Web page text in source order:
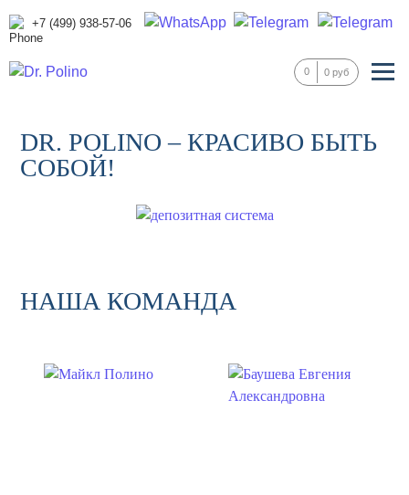
+7 (499) 938-57-06
0 0 руб
DR. POLINO – КРАСИВО БЫТЬ
СОБОЙ!
НАША КОМАНДА